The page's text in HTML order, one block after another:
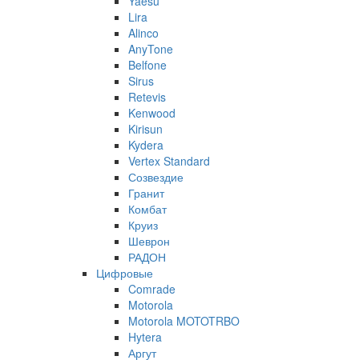
Lira
Alinco
AnyTone
Belfone
Sirus
Retevis
Kenwood
Kirisun
Kydera
Vertex Standard
Созвездие
Гранит
Комбат
Круиз
Шеврон
РАДОН
Цифровые
Comrade
Motorola
Motorola MOTOTRBO
Hytera
Аргут